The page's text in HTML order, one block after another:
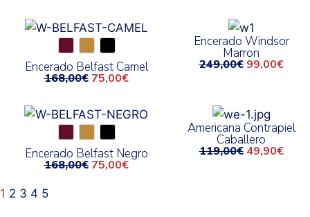
Encerado Belfast Camel
168,00€ 75,00€
Encerado Windsor
Marron
249,00€ 99,00€
Encerado Belfast Negro
168,00€ 75,00€
Americana Contrapiel
Caballero
119,00€ 49,90€
1 2 3 4 5